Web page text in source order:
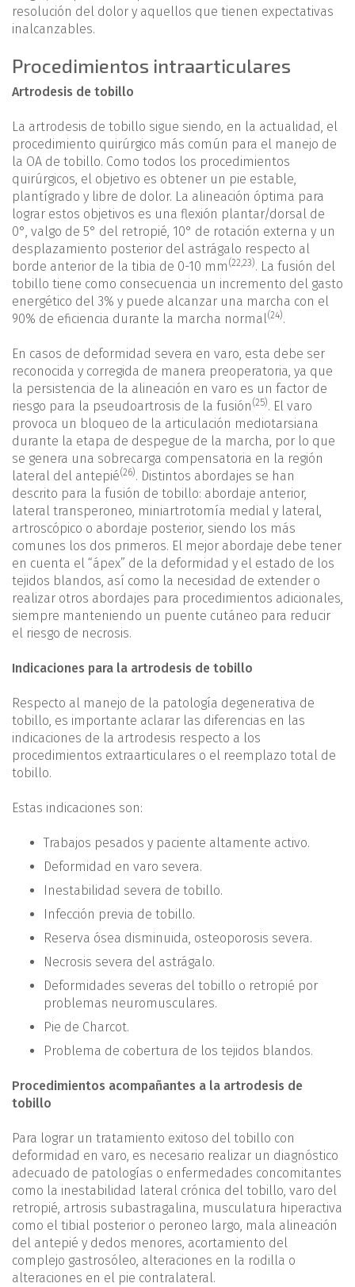
resolución del dolor y aquellos que tienen expectativas
inalcanzables.
Procedimientos intraarticulares
Artrodesis de tobillo
La artrodesis de tobillo sigue siendo, en la actualidad, el
procedimiento quirúrgico más común para el manejo de
la OA de tobillo. Como todos los procedimientos
quirúrgicos, el objetivo es obtener un pie estable,
plantígrado y libre de dolor. La alineación óptima para
lograr estos objetivos es una flexión plantar/dorsal de
0°, valgo de 5° del retropié, 10° de rotación externa y un
desplazamiento posterior del astrágalo respecto al
borde anterior de la tibia de 0-10 mm (22,23). La fusión del
tobillo tiene como consecuencia un incremento del gasto
energético del 3% y puede alcanzar una marcha con el
90% de eficiencia durante la marcha normal(24).
En casos de deformidad severa en varo, esta debe ser
reconocida y corregida de manera preoperatoria, ya que
la persistencia de la alineación en varo es un factor de
riesgo para la pseudoartrosis de la fusión (25). El varo
provoca un bloqueo de la articulación mediotarsiana
durante la etapa de despegue de la marcha, por lo que
se genera una sobrecarga compensatoria en la región
lateral del antepié(26). Distintos abordajes se han
descrito para la fusión de tobillo: abordaje anterior,
lateral transperoneo, miniartrotomía medial y lateral,
artroscópico o abordaje posterior, siendo los más
comunes los dos primeros. El mejor abordaje debe tener
en cuenta el “ápex” de la deformidad y el estado de los
tejidos blandos, así como la necesidad de extender o
realizar otros abordajes para procedimientos adicionales,
siempre manteniendo un puente cutáneo para reducir
el riesgo de necrosis.
Indicaciones para la artrodesis de tobillo
Respecto al manejo de la patología degenerativa de
tobillo, es importante aclarar las diferencias en las
indicaciones de la artrodesis respecto a los
procedimientos extraarticulares o el reemplazo total de
tobillo.
Estas indicaciones son:
Trabajos pesados y paciente altamente activo.
Deformidad en varo severa.
Inestabilidad severa de tobillo.
Infección previa de tobillo.
Reserva ósea disminuida, osteoporosis severa.
Necrosis severa del astrágalo.
Deformidades severas del tobillo o retropié por
problemas neuromusculares.
Pie de Charcot.
Problema de cobertura de los tejidos blandos.
Procedimientos acompañantes a la artrodesis de
tobillo
Para lograr un tratamiento exitoso del tobillo con
deformidad en varo, es necesario realizar un diagnóstico
adecuado de patologías o enfermedades concomitantes
como la inestabilidad lateral crónica del tobillo, varo del
retropié, artrosis subastragalina, musculatura hiperactiva
como el tibial posterior o peroneo largo, mala alineación
del antepié y dedos menores, acortamiento del
complejo gastrosóleo, alteraciones en la rodilla o
alteraciones en el pie contralateral.